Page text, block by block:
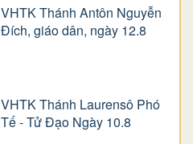
VHTK Thánh Antôn Nguyễn
Ðích, giáo dân, ngày 12.8
VHTK Thánh Laurensô Phó
Tế - Tử Đạo Ngày 10.8